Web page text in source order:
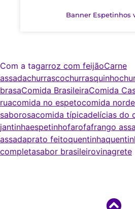
Banner Espetinhos
Com a tagarroz com feijãoCarne
assadachurrascochurrasquinho
brasaComida BrasileiraComida
ruacomida no espetocomida
saborosacomida típicadelícias do
jantinhaespetinhofarofafrango
assadaprato feitoquentinha
completasabor brasileirovinagrete